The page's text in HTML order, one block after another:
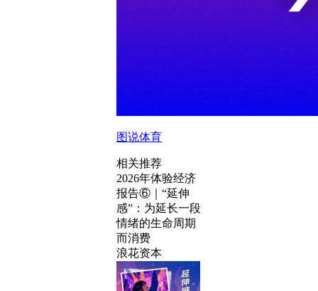
图说体育
相关推荐
2026年体验经济
报告⑥｜“延伸
感”：为延长一段
情绪的生命周期
而消费
浪花资本